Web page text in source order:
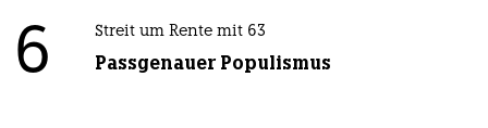
6 Streit um Rente mit 63
Passgenauer Populismus